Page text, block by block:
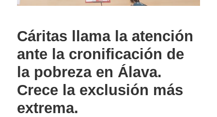
Cáritas llama la atención
ante la cronificación de
la pobreza en Álava.
Crece la exclusión más
extrema.